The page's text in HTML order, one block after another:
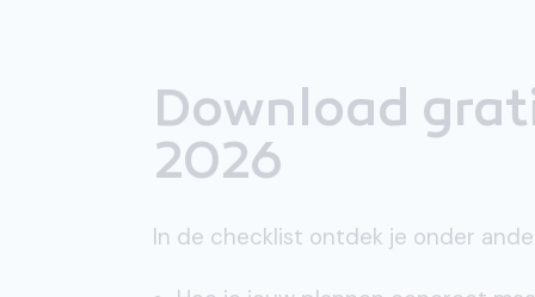
Download
2026
In de checklist ontdek je onder